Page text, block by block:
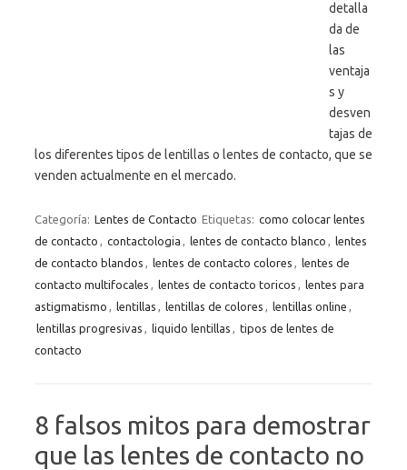
detalla
da de
las
ventaja
s y
desven
tajas de
los diferentes tipos de lentillas o lentes de contacto, que se
venden actualmente en el mercado.
Categoría: Lentes de Contacto Etiquetas: como colocar lentes
de contacto , contactologia , lentes de contacto blanco , lentes
de contacto blandos , lentes de contacto colores , lentes de
contacto multifocales , lentes de contacto toricos , lentes para
astigmatismo , lentillas , lentillas de colores , lentillas online ,
lentillas progresivas , liquido lentillas , tipos de lentes de
contacto
8 falsos mitos para demostrar
que las lentes de contacto no